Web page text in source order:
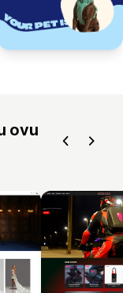
ovu